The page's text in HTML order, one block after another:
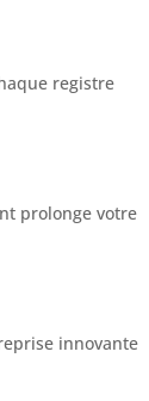
registre
prolonge votre
innovante